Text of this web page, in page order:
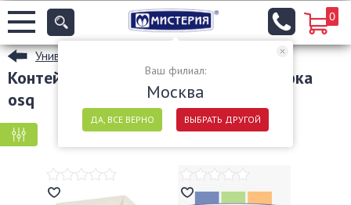
Ваш филиал:
Москва
ДА, ВСЕ ВЕРНО ВЫБРАТЬ ДРУГОЙ
0
Универсальные одноразовые контейнеры
Контейнеры из картона торговая марка
osq